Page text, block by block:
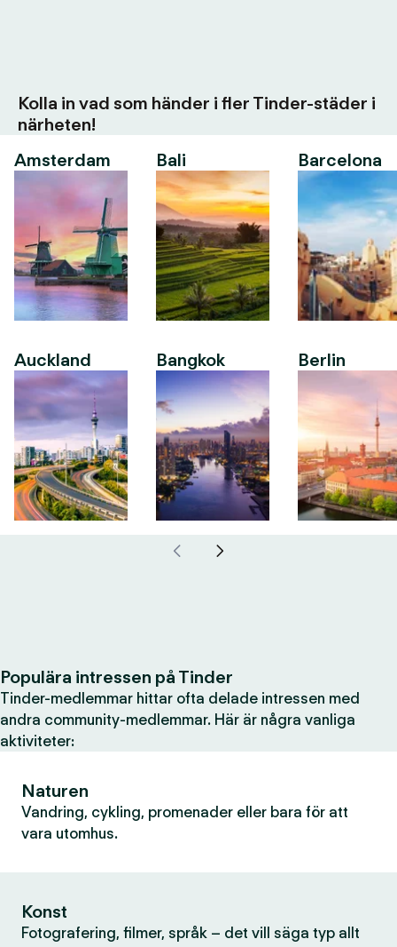
Kolla in vad som händer i fler Tinder-städer i
närheten!
Amsterdam
Auckland
Bali
Bangkok
Barcelona
Berlin
Populära intressen på Tinder
Tinder-medlemmar hittar ofta delade intressen med
andra community-medlemmar. Här är några vanliga
aktiviteter:
Naturen
Vandring, cykling, promenader eller bara för att
vara utomhus.
Konst
Fotografering, filmer, språk – det vill säga typ allt